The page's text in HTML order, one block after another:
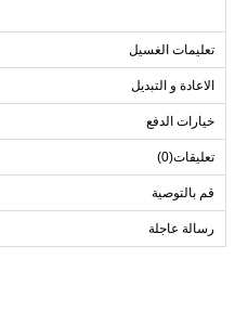
تعليمات الغسيل
الاعادة و التبديل
خيارات الدفع
تعليقات(0)
قم بالتوصية
رسالة عاجلة